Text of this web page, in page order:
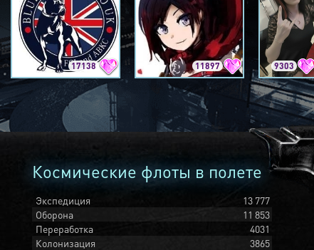
17138 11897 9303
Космические флоты в полете
Экспедиция
13 777
Оборона
11 853
Переработка
4031
Колонизация
3865